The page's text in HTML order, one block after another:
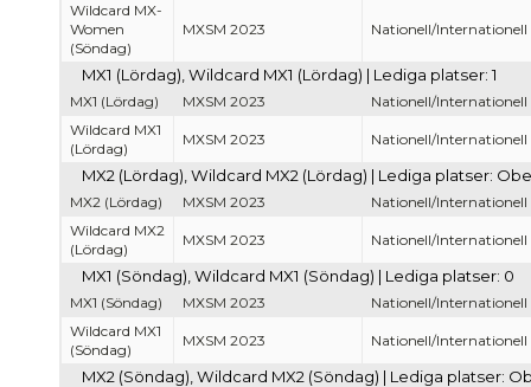
Wildcard MX-
Women
(Söndag)
MXSM 2023 Nationell/Internationell
MX1 (Lördag), Wildcard MX1 (Lördag) | Lediga platser: 1
MX1 (Lördag) MXSM 2023
Nationell/Internationell
Wildcard MX1
(Lördag)
MXSM 2023 Nationell/Internationell
MX2 (Lördag), Wildcard MX2 (Lördag) | Lediga platser:
MX2 (Lördag) MXSM 2023
Nationell/Internationell
Wildcard MX2
(Lördag)
MXSM 2023 Nationell/Internationell
MX1 (Söndag), Wildcard MX1 (Söndag) | Lediga platser: 0
MX1 (Söndag) MXSM 2023
Nationell/Internationell
Wildcard MX1
(Söndag)
MXSM 2023 Nationell/Internationell
MX2 (Söndag), Wildcard MX2 (Söndag) | Lediga platser: